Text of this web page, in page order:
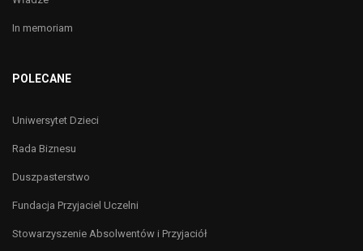
In memoriam
POLECANE
Uniwersytet Dzieci
Rada Biznesu
Duszpasterstwo
Fundacja Przyjaciel Uczelni
Stowarzyszenie Absolwentów i Przyjaciół